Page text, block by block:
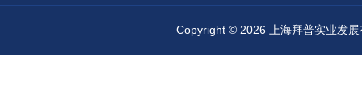
Copyright © 2026 上海拜普实业发